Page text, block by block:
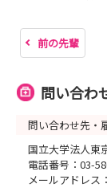
前の先輩
問い合わ
問い合わせ先・
国立大学法人
電話番号：03-
メールアドレ